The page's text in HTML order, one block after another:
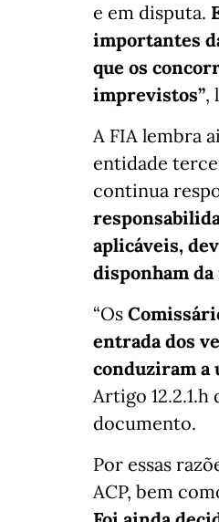
e em disputa.
importantes
que os
imprevistos”,
A FIA lembra
entidade
continua
aplicáveis,
disponham da
“Os
entrada dos
conduziram a
Artigo
documento.
Por essas
ACP, bem